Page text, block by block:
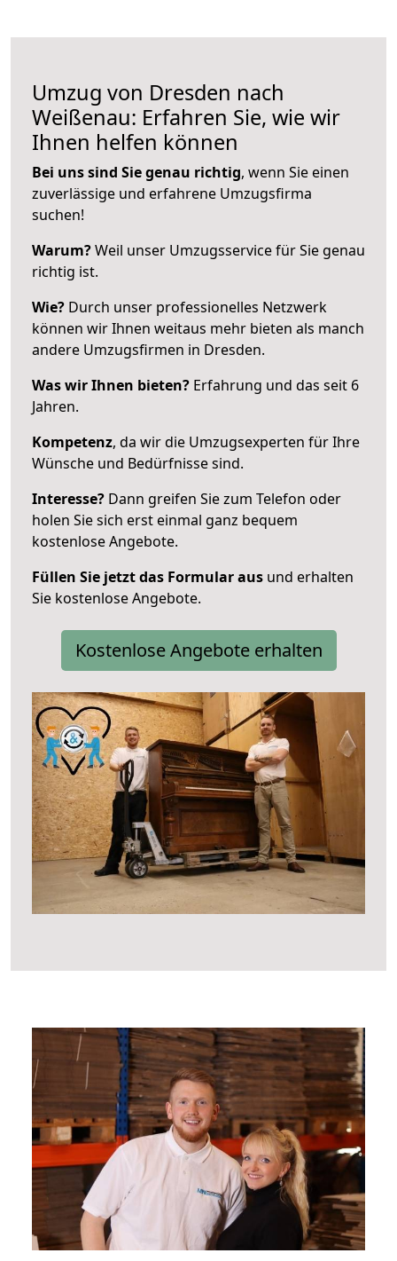
Umzug von Dresden nach
Weißenau: Erfahren Sie, wie wir
Ihnen helfen können
Bei uns sind Sie genau richtig, wenn Sie einen
zuverlässige und erfahrene Umzugsfirma
suchen!
Warum?Weil unser Umzugsservice für Sie genau
richtig ist.
Wie? Durch unser professionelles Netzwerk
können wir Ihnen weitaus mehr bieten als manch
andere Umzugsfirmen in Dresden.
Was wir Ihnen bieten? Erfahrung und das seit 6
Jahren.
Kompetenz, da wir die Umzugsexperten für Ihre
Wünsche und Bedürfnisse sind.
Interesse? Dann greifen Sie zum Telefon oder
holen Sie sich erst einmal ganz bequem
kostenlose Angebote.
Füllen Sie jetzt das Formular aus und erhalten
Sie kostenlose Angebote.
Kostenlose Angebote erhalten